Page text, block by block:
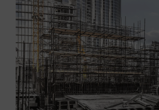
uvex main
catalogue 2018
(PDF – 26 Mb)